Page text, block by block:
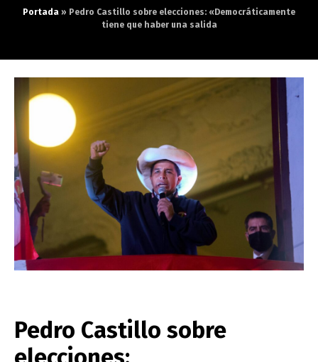
Portada » Pedro Castillo sobre elecciones: «Democráticamente
tiene que haber una salida
Pedro Castillo sobre